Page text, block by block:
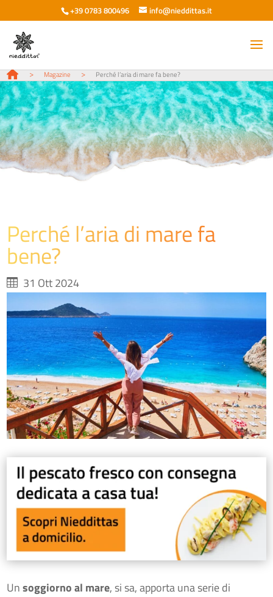
+39 0783 800496 info@nieddittas.it
> Magazine > Perché l’aria di mare fa bene?
Perché l’aria di mare fa
bene?
31 Ott 2024
Unsoggiorno al mare, si sa, apporta una serie di